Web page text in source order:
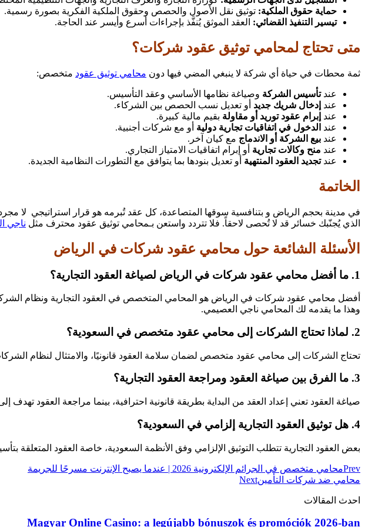
حماية حقوق الملكية: توثيق نقل الأصول والحصص وحقوق الملكية الفكرية بصورة رسمية.
تيسير التنفيذ القضائي: العقد الموثق يُنفَّذ بإجراءات أسرع وأيسر عند الحاجة.
متى تحتاج لمحامي توثيق عقود شركات؟
ثمة محطات في حياة أي شركة لا ينبغي المضي فيها دون محامي توثيق عقود متخصص:
عندتأسيس الشركة وصياغة نظامها الأساسي وعقد التأسيس.
عند إدخال شريك جديد أو تعديل نسب الحصص بين الشركاء.
عند إبرام عقود توريد أو مقاولة بقيم مالية كبيرة.
عند الدخول في اتفاقيات تجارية دولية أو مع شركات أجنبية.
عند بيع الشركة أو الاندماج مع كيان آخر.
عند منح وكالات تجارية أو إبرام اتفاقيات الامتياز التجاري.
عندتجديد العقود المنتهية أو تعديل بنودها بما يتوافق مع التطورات النظامية الجديدة.
الخاتمة
في مدينة بحجم الرياض و بتنافسية سوقها المتصاعدة، كل عقد تُبرمه هو قرار استراتيجي لا
الذي يُجنّبك خسائر قد لا تُحصى لاحقاً. فلا تتردد واستعن بـمحامي توثيق عقود محترف مثل ناجي
الأسئلة الشائعة حول محامي عقود شركات في الرياض
1. ما أفضل محامي عقود شركات في الرياض لصياغة العقود التجارية؟
أفضل محامي عقود شركات في الرياض هو المحامي المتخصص في العقود التجارية ونظام
وهذا ما يقدمه لك المحامي ناجي العصيمي.
2. لماذا تحتاج الشركات إلى محامي عقود متخصص في السعودية؟
تحتاج الشركات إلى محامي عقود متخصص لضمان سلامة العقود قانونيًا، والامتثال لنظام
3. ما الفرق بين صياغة العقود ومراجعة العقود التجارية؟
صياغة العقود تعني إعداد العقد من البداية بطريقة قانونية احترافية، بينما مراجعة العقود تهدف
4. هل توثيق العقود التجارية إلزامي في السعودية؟
بعض العقود التجارية تتطلب التوثيق الإلزامي وفق الأنظمة السعودية، خاصة العقود المتعلقة
Prevمحامي متخصص في الجرائم الإلكترونية 2026 | عندما يصبح الإنترنت مسرحًا للجريمة
محامي ضد شركات التأمينNext
احدث المقالات
Magyar Online Casino: a legújabb bónuszok és promóciók 2026-ban